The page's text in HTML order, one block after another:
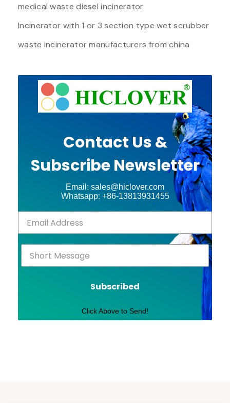
medical waste diesel incinerator
Incinerator with 1 or 3 section type wet scrubber
waste incinerator manufacturers from china
Contact Us &
Subscribe Newsletter
Email: sales@hiclover.com
Whatsapp: +86-13813931455
Subscribed
Click Above to Send!